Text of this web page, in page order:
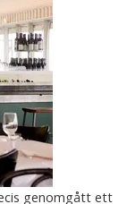
genomgått ett